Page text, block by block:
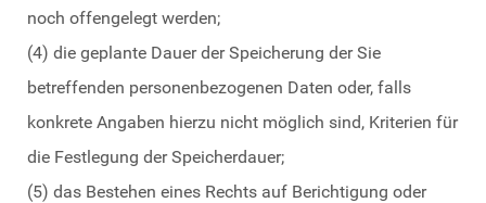
noch offengelegt werden;
(4) die geplante Dauer der Speicherung der Sie
betreffenden personenbezogenen Daten oder, falls
konkrete Angaben hierzu nicht möglich sind, Kriterien für
die Festlegung der Speicherdauer;
(5) das Bestehen eines Rechts auf Berichtigung oder